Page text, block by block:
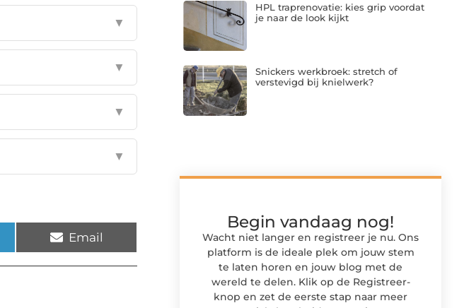
▼
▼
▼
▼
Email
HPL traprenovatie: kies grip voordat
je naar de look kijkt
Snickers werkbroek: stretch of
verstevigd bij knielwerk?
Begin vandaag nog!
Wacht niet langer en registreer je nu. Ons
platform is de ideale plek om jouw stem
te laten horen en jouw blog met de
wereld te delen. Klik op de Registreer-
knop en zet de eerste stap naar meer